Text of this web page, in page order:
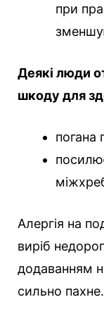
при
Деякі люди
шкоду для
погана
Алергія на
виріб
додаванням
сильно пахне.